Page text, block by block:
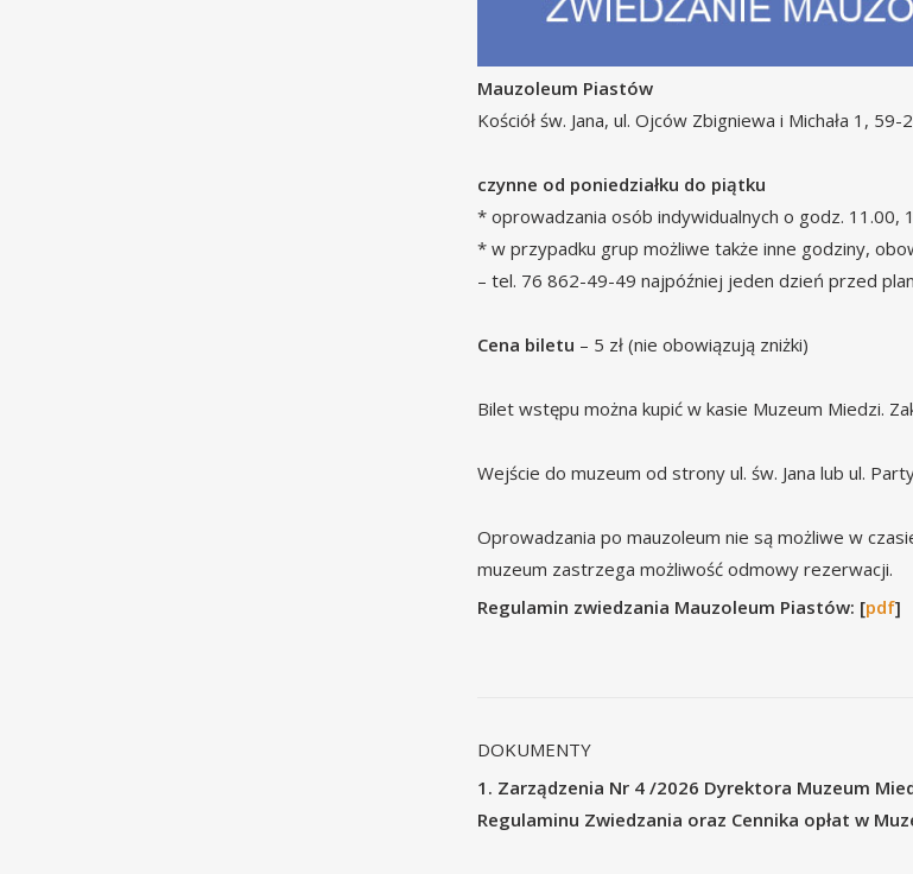
Mauzoleum Piastów
Kościół św. Jana, ul. Ojców Zbigniewa i Michała 1, 59-
czynne od poniedziałku do piątku
* oprowadzania osób indywidualnych o godz. 11.00,
* w przypadku grup możliwe także inne godziny,
– tel. 76 862-49-49 najpóźniej jeden dzień przed
Cena biletu – 5 zł (nie obowiązują zniżki)
Bilet wstępu można kupić w kasie Muzeum Miedzi.
Wejście do muzeum od strony ul. św. Jana lub ul.
Oprowadzania po mauzoleum nie są możliwe w
muzeum zastrzega możliwość odmowy rezerwacji.
Regulamin zwiedzania Mauzoleum Piastów: [pdf]
DOKUMENTY
1. Zarządzenia Nr 4 /2026 Dyrektora Muzeum
Regulaminu Zwiedzania oraz Cennika opłat w